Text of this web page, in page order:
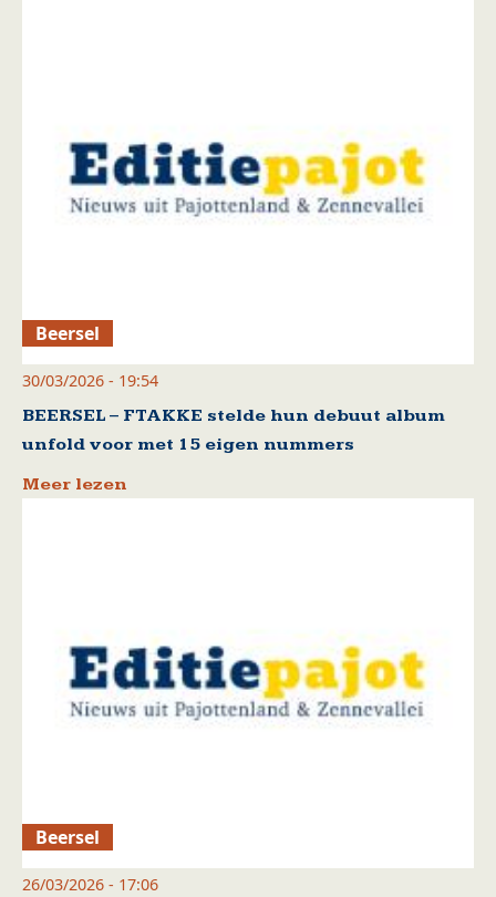
Beersel
30/03/2026 - 19:54
BEERSEL – FTAKKE stelde hun debuut album
unfold voor met 15 eigen nummers
Meer lezen
Beersel
26/03/2026 - 17:06